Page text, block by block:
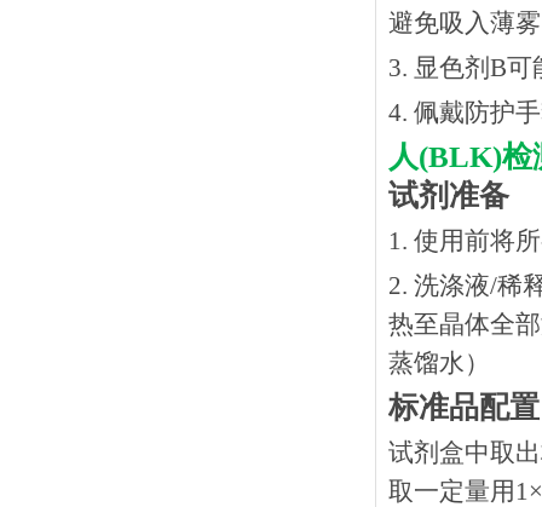
避免吸入薄
3. 显色剂B
4. 佩戴防护
人(BLK)检
试剂准备
1. 使用前将
2. 洗涤液/稀
热⾄晶体全
蒸馏水）
标准品配置
试剂盒中取
取一定量用